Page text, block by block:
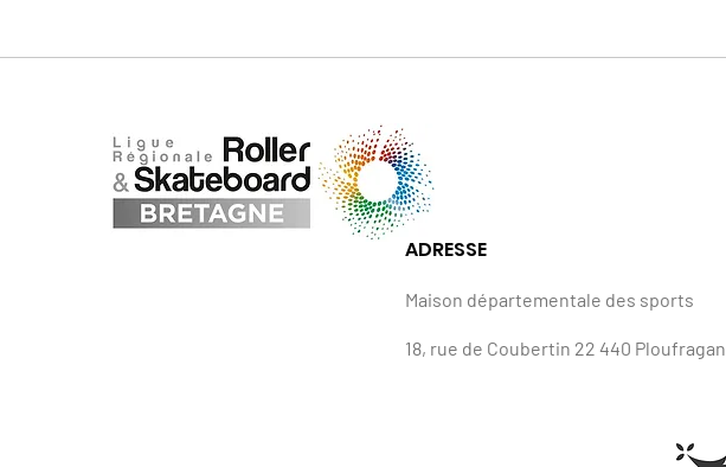
ADRESSE
Maison départementale des sports
18, rue de Coubertin 22 440 Ploufragan